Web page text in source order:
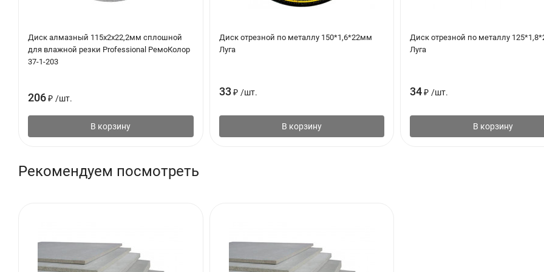
По уровню физико-механических показателей плиты, выпускаемые в СНГ, подразделяются на 2 марки: ЦСП-1 и ЦСП-2. В качестве
производства, выпускаемые по ГОСТ 26816-86, не только не уступают, но и превосходят зарубежные.
Наибольшее влияние на физико-механические показатели ЦСП оказывают влияние следующие факторы:
плотность и толщина плит;
технологические особенности производства (режимы твердения, обеспечивающие оптимальные условия твердения и
Диск алмазный 115х2х22,2мм сплошной
для влажной резки Professional РемоКолор
37-1-203
206₽ /шт.
В корзину
Диск отрезной по металлу 150*1,6*22мм
Луга
33 ₽ /шт.
В корзину
Диск отрезной по металлу
Луга
34 ₽ /шт.
В корзину
Рекомендуем посмотреть